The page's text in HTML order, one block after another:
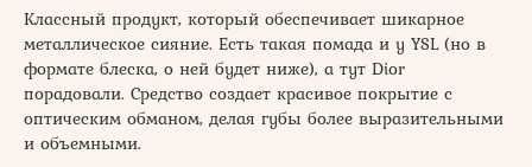
Классный продукт, который обеспечивает шикарное
металлическое сияние. Есть такая помада и у YSL (но в
формате блеска, о ней будет ниже), а тут Dior
порадовали. Средство создает красивое покрытие с
оптическим обманом, делая губы более выразительными
и объемными.